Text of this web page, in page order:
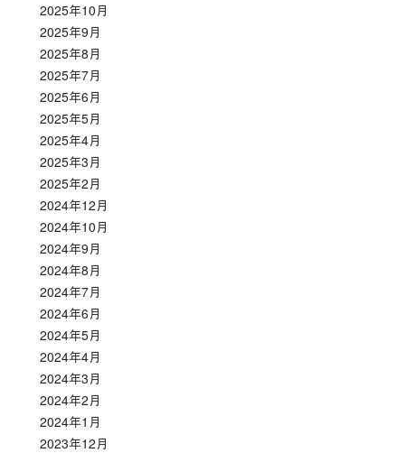
2025年10月
2025年9月
2025年8月
2025年7月
2025年6月
2025年5月
2025年4月
2025年3月
2025年2月
2024年12月
2024年10月
2024年9月
2024年8月
2024年7月
2024年6月
2024年5月
2024年4月
2024年3月
2024年2月
2024年1月
2023年12月